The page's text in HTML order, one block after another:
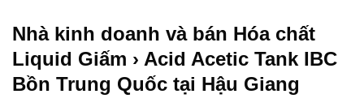
Nhà kinh doanh và bán Hóa chất
Liquid Giấm › Acid Acetic Tank IBC
Bồn Trung Quốc tại Hậu Giang